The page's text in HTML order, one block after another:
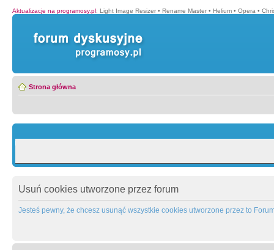
Aktualizacje na programosy.pl: Light Image Resizer • Rename Master • Helium • Opera •
Strona główna
Usuń cookies utworzone przez forum
Jesteś pewny, że chcesz usunąć wszystkie cookies utworzone przez to